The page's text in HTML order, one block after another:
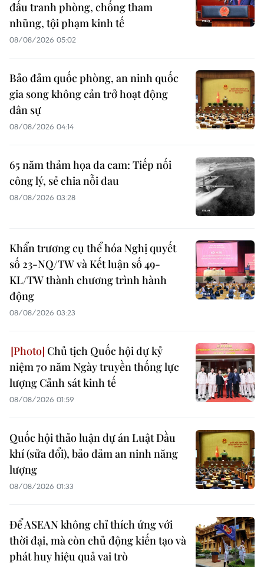
đấu tranh phòng, chống tham
nhũng, tội phạm kinh tế
08/08/2026 05:02
Bảo đảm quốc phòng, an ninh quốc
gia song không cản trở hoạt động
dân sự
08/08/2026 04:14
65 năm thảm họa da cam: Tiếp nối
công lý, sẻ chia nỗi đau
08/08/2026 03:28
Khẩn trương cụ thể hóa Nghị quyết
số 23-NQ/TW và Kết luận số 49-
KL/TW thành chương trình hành
động
08/08/2026 03:23
Chủ tịch Quốc hội dự kỷ
niệm 70 năm Ngày truyền thống lực
lượng Cảnh sát kinh tế
08/08/2026 01:59
Quốc hội thảo luận dự án Luật Dầu
khí (sửa đổi), bảo đảm an ninh năng
lượng
08/08/2026 01:33
Để ASEAN không chỉ thích ứng với
thời đại, mà còn chủ động kiến tạo và
phát huy hiệu quả vai trò